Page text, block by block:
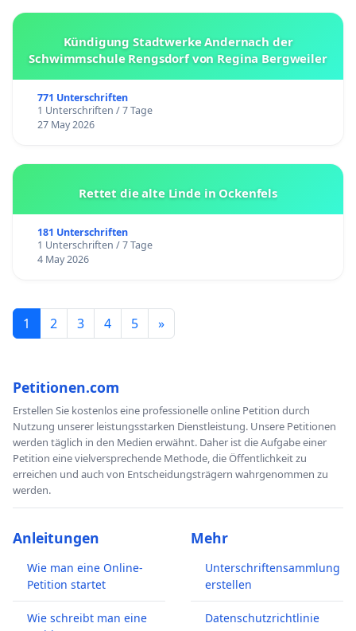
Kündigung Stadtwerke Andernach der
Schwimmschule Rengsdorf von Regina Bergweiler
771 Unterschriften
1 Unterschriften / 7 Tage
27 May 2026
Rettet die alte Linde in Ockenfels
181 Unterschriften
1 Unterschriften / 7 Tage
4 May 2026
1 2 3 4 5 »
Petitionen.com
Erstellen Sie kostenlos eine professionelle online Petition durch
Nutzung unserer leistungsstarken Dienstleistung. Unsere Petitionen
werden täglich in den Medien erwähnt. Daher ist die Aufgabe einer
Petition eine vielversprechende Methode, die Öffentlichkeit zu
erreichen und auch von Entscheidungsträgern wahrgenommen zu
werden.
Anleitungen
Wie man eine Online-
Petition startet
Wie schreibt man eine
Mehr
Unterschriftensammlung
erstellen
Datenschutzrichtlinie